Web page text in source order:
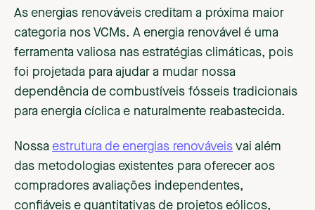
As energias renováveis creditam a próxima maior
categoria nos VCMs. A energia renovável é uma
ferramenta valiosa nas estratégias climáticas, pois
foi projetada para ajudar a mudar nossa
dependência de combustíveis fósseis tradicionais
para energia cíclica e naturalmente reabastecida.
Nossa estrutura de energias renováveis vai além
das metodologias existentes para oferecer aos
compradores avaliações independentes,
confiáveis e quantitativas de projetos eólicos,